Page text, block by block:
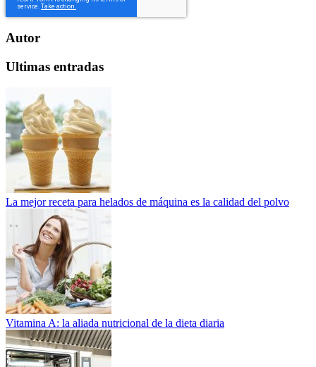
Autor
Ultimas entradas
La mejor receta para helados de máquina es la calidad del polvo
Vitamina A: la aliada nutricional de la dieta diaria